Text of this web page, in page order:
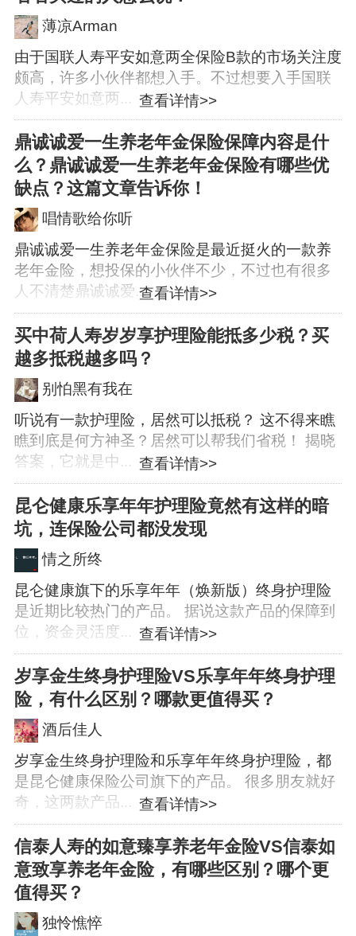
薄凉Arman
查看详情>>
由于国联人寿平安如意两全保险B款的市场关注度
颇高，许多小伙伴都想入手。不过想要入手国联
人寿平安如意两...
鼎诚诚爱一生养老年金保险保障内容是什
么？鼎诚诚爱一生养老年金保险有哪些优
缺点？这篇文章告诉你！
唱情歌给你听
查看详情>>
鼎诚诚爱一生养老年金保险是最近挺火的一款养
老年金险，想投保的小伙伴不少，不过也有很多
人不清楚鼎诚诚爱...
买中荷人寿岁岁享护理险能抵多少税？买
越多抵税越多吗？
别怕黑有我在
查看详情>>
听说有一款护理险，居然可以抵税？ 这不得来瞧
瞧到底是何方神圣？居然可以帮我们省税！ 揭晓
答案，它就是中...
昆仑健康乐享年年护理险竟然有这样的暗
坑，连保险公司都没发现
情之所终
查看详情>>
昆仑健康旗下的乐享年年（焕新版）终身护理险
是近期比较热门的产品。 据说这款产品的保障到
位，资金灵活度...
岁享金生终身护理险VS乐享年年终身护理
险，有什么区别？哪款更值得买？
酒后佳人
查看详情>>
岁享金生终身护理险和乐享年年终身护理险，都
是昆仑健康保险公司旗下的产品。 很多朋友就好
奇，这两款产品...
信泰人寿的如意臻享养老年金险VS信泰如
意致享养老年金险，有哪些区别？哪个更
值得买？
独怜憔悴